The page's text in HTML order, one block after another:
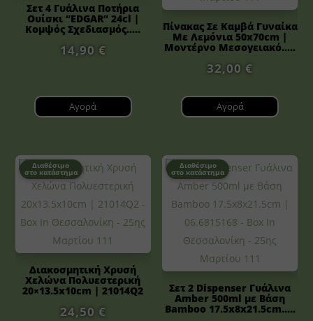
Σετ 4 Γυάλινα Ποτήρια
Ουίσκι “EDGAR” 24cl |
Κομψός Σχεδιασμός.....
14,90 €
Αγορά
Πίνακας Σε Καμβά Γυναίκα
Με Λεμόνια 50x70cm |
Μοντέρνο Μεσογειακό.....
32,00€
Αγορά
Διαθέσιμο
στο κατάστημα
Διακοσμητική Χρυσή
Χελώνα Πολυεστερική
20×13.5x10cm | 21014Q2
24,50 €
Διαθέσιμο
στο κατάστημα
Σετ 2 Dispenser Γυάλινα
Amber 500ml με Βάση
Bamboo 17.5x8x21.5cm.....